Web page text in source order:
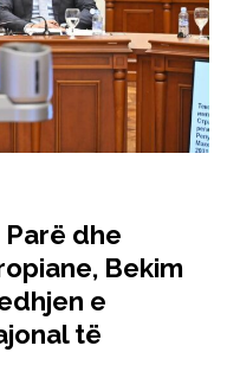
dhe
Bekim
e
të